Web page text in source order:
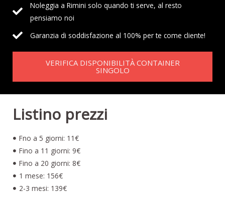
Noleggia a Rimini solo quando ti serve, al resto
pensiamo noi
Garanzia di soddisfazione al 100% per te come cliente!
VERIFICA DISPONIBILITÀ CONTAINER
SINGOLO
Listino prezzi
Fno a 5 giorni: 11€
Fino a 11 giorni: 9€
Fino a 20 giorni: 8€
1 mese: 156€
2-3 mesi: 139€